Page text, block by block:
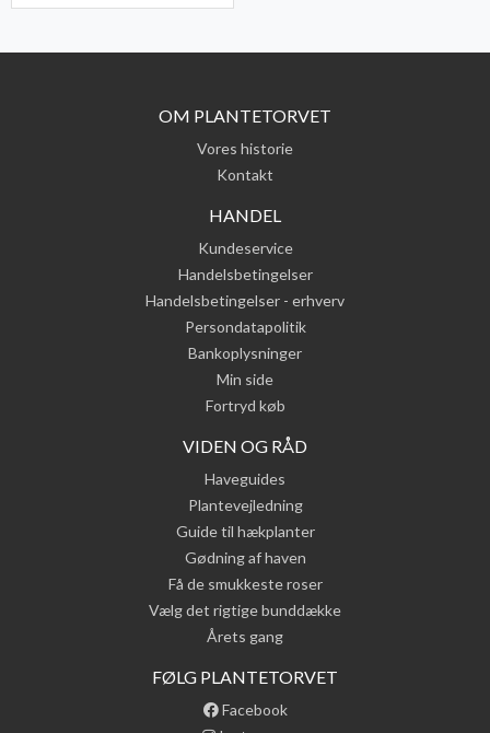
OM PLANTETORVET
Vores historie
Kontakt
HANDEL
Kundeservice
Handelsbetingelser
Handelsbetingelser - erhverv
Persondatapolitik
Bankoplysninger
Min side
Fortryd køb
VIDEN OG RÅD
Haveguides
Plantevejledning
Guide til hækplanter
Gødning af haven
Få de smukkeste roser
Vælg det rigtige bunddække
Årets gang
FØLG PLANTETORVET
Facebook